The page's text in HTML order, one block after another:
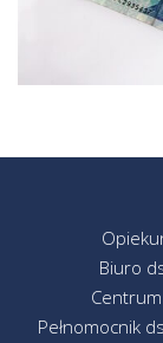
Biuro
Pełnomocnik